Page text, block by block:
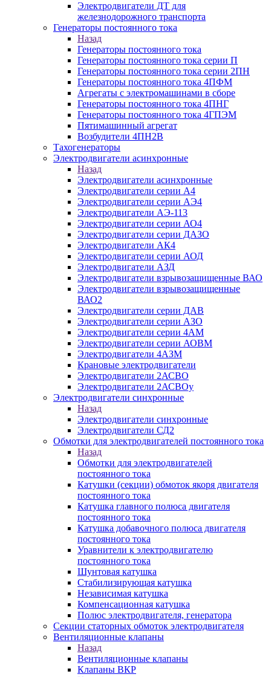
Электродвигатели ДТ для
железнодорожного транспорта
Генераторы постоянного тока
Назад
Генераторы постоянного тока
Генераторы постоянного тока серии П
Генераторы постоянного тока серии 2ПН
Генераторы постоянного тока 4ПФМ
Агрегаты с электромашинами в сборе
Генераторы постоянного тока 4ПНГ
Генераторы постоянного тока 4ГПЭМ
Пятимашинный агрегат
Возбудители 4ПН2В
Тахогенераторы
Электродвигатели асинхронные
Назад
Электродвигатели асинхронные
Электродвигатели серии А4
Электродвигатели серии АЭ4
Электродвигатели АЭ-113
Электродвигатели серии АО4
Электродвигатели серии ДАЗО
Электродвигатели АК4
Электродвигатели серии АОД
Электродвигатели АЗД
Электродвигатели взрывозащищенные ВАО
Электродвигатели взрывозащищенные
ВАО2
Электродвигатели серии ДАВ
Электродвигатели серии АЗО
Электродвигатели серии 4АМ
Электродвигатели серии АОВМ
Электродвигатели 4АЗМ
Крановые электродвигатели
Электродвигатели 2АСВО
Электродвигатели 2АСВОу
Электродвигатели синхронные
Назад
Электродвигатели синхронные
Электродвигатели СД2
Обмотки для электродвигателей постоянного тока
Назад
Обмотки для электродвигателей
постоянного тока
Катушки (секции) обмоток якоря двигателя
постоянного тока
Катушка главного полюса двигателя
постоянного тока
Катушка добавочного полюса двигателя
постоянного тока
Уравнители к электродвигателю
постоянного тока
Шунтовая катушка
Стабилизирующая катушка
Независимая катушка
Компенсационная катушка
Полюс электродвигателя, генератора
Секции статорных обмоток электродвигателя
Вентиляционные клапаны
Назад
Вентиляционные клапаны
Клапаны ВКР